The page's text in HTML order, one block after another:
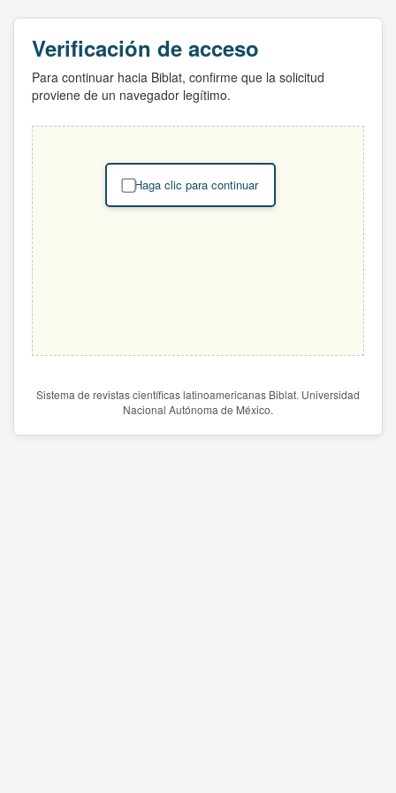
Verificación de acceso
Para continuar hacia Biblat, confirme que la solicitud
proviene de un navegador legítimo.
Haga clic para continuar
Sistema de revistas científicas latinoamericanas Biblat. Universidad
Nacional Autónoma de México.